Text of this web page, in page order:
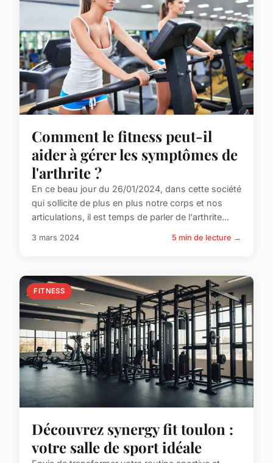
Comment le fitness peut-il
aider à gérer les symptômes de
l'arthrite ?
En ce beau jour du 26/01/2024, dans cette société
qui sollicite de plus en plus notre corps et nos
articulations, il est temps de parler de l'arthrite...
3 mars 2024 5 min de lecture →
FITNESS
Découvrez synergy fit toulon :
votre salle de sport idéale